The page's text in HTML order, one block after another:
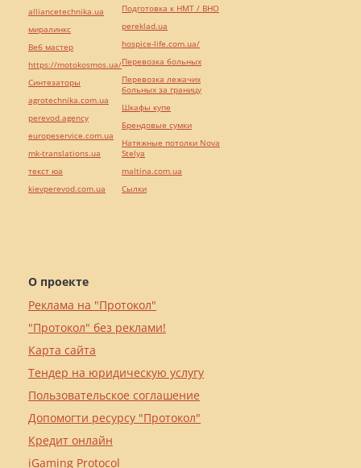
О проекте
Реклама на "Протокол"
"Протокол" без реклами!
Карта сайта
Тендер на юридическую услугу
Пользовательское соглашение
Допомогти ресурсу "Протокол"
Кредит онлайн
iGaming Protocol
alliancetechnika.ua
миралинкс
Веб мастер
https://motokosmos.ua/
Синтезаторы
agrotechnika.com.ua
perevod.agency
europeservice.com.ua
mk-translations.ua
текст юа
kievperevod.com.ua
Подготовка к НМТ / ВНО
pereklad.ua
hospice-life.com.ua/
Перевозка больных
Перевозка лежачих
больных за границу
Шкафы купе
Брендовые сумки
Натяжные потолки Nova
Stelya
maltina.com.ua
Cылки